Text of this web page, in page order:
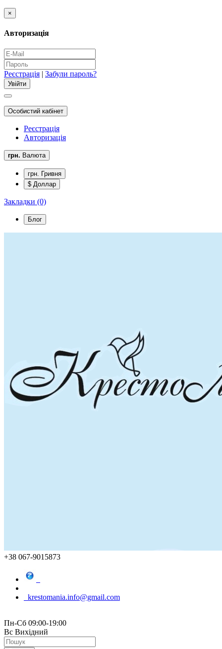
×
Авторизація
Реєстрація | Забули пароль?
Особистий кабінет
Реєстрація
Авторизація
грн. Валюта
грн. Гривня
$ Доллар
Закладки (0)
Блог
+38 067-9015873
krestomania.info@gmail.com
Пн-Сб 09:00-19:00
Вс Вихідний